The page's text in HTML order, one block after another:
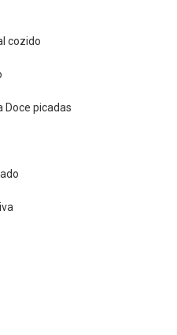
cozido
Doce picadas